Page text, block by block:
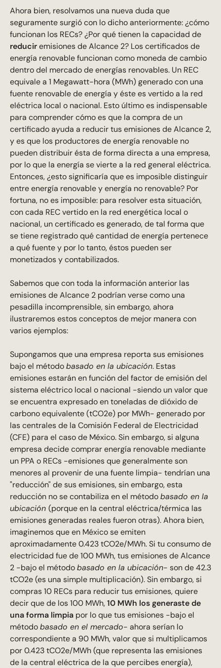
Ahora bien, resolvamos una nueva duda que
seguramente surgió con lo dicho anteriormente: ¿cómo
funcionan los RECs? ¿Por qué tienen la capacidad de
reduciremisiones de Alcance 2? Los certificados de
energía renovable funcionan como moneda de cambio
dentro del mercado de energías renovables. Un REC
equivale a 1 Megawatt-hora (MWh) generado con una
fuente renovable de energía y éste es vertido a la red
eléctrica local o nacional. Esto último es indispensable
para comprender cómo es que la compra de un
certificado ayuda a reducir tus emisiones de Alcance 2,
y es que los productores de energía renovable no
pueden distribuir ésta de forma directa a una empresa,
por lo que la energía se vierte a la red general eléctrica.
Entonces, ¿esto significaría que es imposible distinguir
entre energía renovable y energía no renovable? Por
fortuna, no es imposible: para resolver esta situación,
con cada REC vertido en la red energética local o
nacional, un certificado es generado, de tal forma que
se tiene registrado qué cantidad de energía pertenece
a qué fuente y por lo tanto, éstos pueden ser
monetizados y contabilizados.
Sabemos que con toda la información anterior las
emisiones de Alcance 2 podrían verse como una
pesadilla incomprensible, sin embargo, ahora
ilustraremos estos conceptos de mejor manera con
varios ejemplos:
Supongamos que una empresa reporta sus emisiones
bajo el métodobasado en la ubicación. Estas
emisiones estarán en función del factor de emisión del
sistema eléctrico local o nacional -siendo un valor que
se encuentra expresado en toneladas de dióxido de
carbono equivalente (tCO2e) por MWh- generado por
las centrales de la Comisión Federal de Electricidad
(CFE) para el caso de México. Sin embargo, si alguna
empresa decide comprar energía renovable mediante
un PPA o RECs -emisiones que generalmente son
menores al provenir de una fuente limpia- tendrían una
"reducción" de sus emisiones, sin embargo, esta
reducción no se contabiliza en el métodobasado en la
ubicación (porque en la central eléctrica/térmica las
emisiones generadas reales fueron otras). Ahora bien,
imaginemos que en México se emiten
aproximadamente 0.423 tCO2e/MWh. Si tu consumo de
electricidad fue de 100 MWh, tus emisiones de Alcance
2 -bajo el métodobasado en la ubicación- son de 42.3
tCO2e (es una simple multiplicación). Sin embargo, si
compras 10 RECs para reducir tus emisiones, quiere
decir que de los 100 MWh,10 MWh los generaste de
una forma limpiapor lo que tus emisiones -bajo el
métodobasado en el mercado- ahora serían lo
correspondiente a 90 MWh, valor que si multiplicamos
por 0.423 tCO2e/MWh (que representa las emisiones
de la central eléctrica de la que percibes energía),